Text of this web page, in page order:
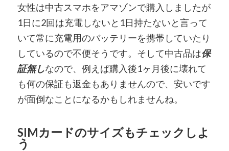
女性は中古スマホをアマゾンで購入しましたが
1日に2回は充電しないと1日持たないと言って
いて常に充電用のバッテリーを携帯していたり
しているので不便そうです。そして中古品は保
証無しなので、例えば購入後1ヶ月後に壊れて
も何の保証も返金もありませんので、安いです
が面倒なことになるかもしれませんね。
SIMカードのサイズもチェックしよ
う